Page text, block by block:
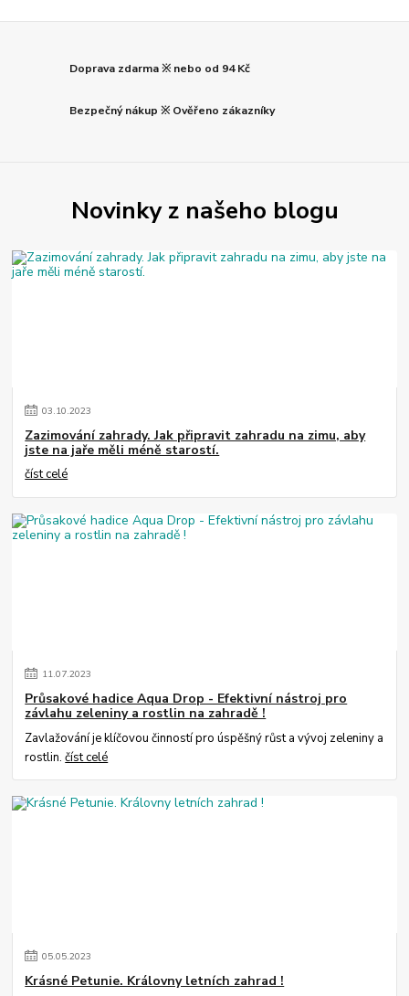
Doprava zdarma ※ nebo od 94 Kč
Bezpečný nákup ※ Ověřeno zákazníky
Novinky z našeho blogu
03.10.2023
Zazimování zahrady. Jak připravit zahradu na zimu, aby
jste na jaře měli méně starostí.
číst celé
11.07.2023
Průsakové hadice Aqua Drop - Efektivní nástroj pro
závlahu zeleniny a rostlin na zahradě !
Zavlažování je klíčovou činností pro úspěšný růst a vývoj zeleniny a
rostlin.číst celé
05.05.2023
Krásné Petunie. Královny letních zahrad !